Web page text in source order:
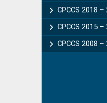
CPCCS 2018
CPCCS 2015 –
CPCCS 2008 –